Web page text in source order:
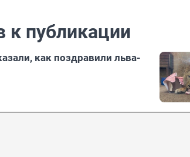
к публикации
как поздравили льва-